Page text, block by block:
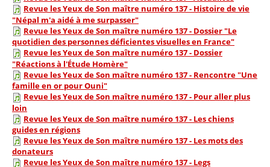
Revue les Yeux de Son maître numéro 137 - Histoire de vie
"Népal m'a aidé à me surpasser"
Revue les Yeux de Son maître numéro 137 - Dossier "Le
quotidien des personnes déficientes visuelles en France"
Revue les Yeux de Son maître numéro 137 - Dossier
"Réactions à l'Étude Homère"
Revue les Yeux de Son maître numéro 137 - Rencontre "Une
famille en or pour Ouni"
Revue les Yeux de Son maître numéro 137 - Pour aller plus
loin
Revue les Yeux de Son maître numéro 137 - Les chiens
guides en régions
Revue les Yeux de Son maître numéro 137 - Les mots des
donateurs
Revue les Yeux de Son maître numéro 137 - Legs